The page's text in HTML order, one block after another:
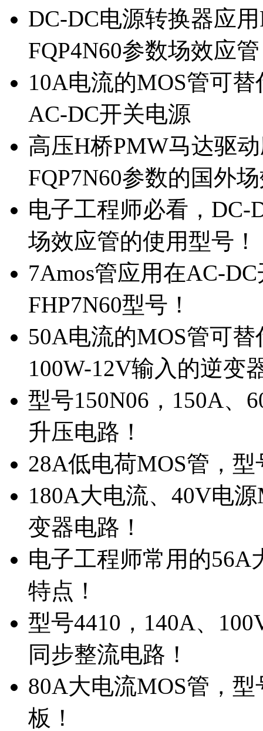
DC-DC电源转换器应
FQP4N60参数场效应
10A电流的MOS管可
AC-DC开关电源
高压H桥PMW马达驱
FQP7N60参数的国外
电子工程师必看，DC-
场效应管的使用型号！
7Amos管应用在AC-
FHP7N60型号！
50A电流的MOS管可
100W-12V输入的逆变
型号150N06，150A、
升压电路！
28A低电荷MOS管，
180A大电流、40V电
变器电路！
电子工程师常用的56A
特点！
型号4410，140A、
同步整流电路！
80A大电流MOS管，
板！